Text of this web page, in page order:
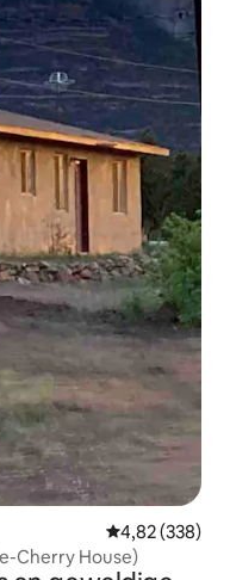
Gemiddelde
4,82 (338)
Cherry House)